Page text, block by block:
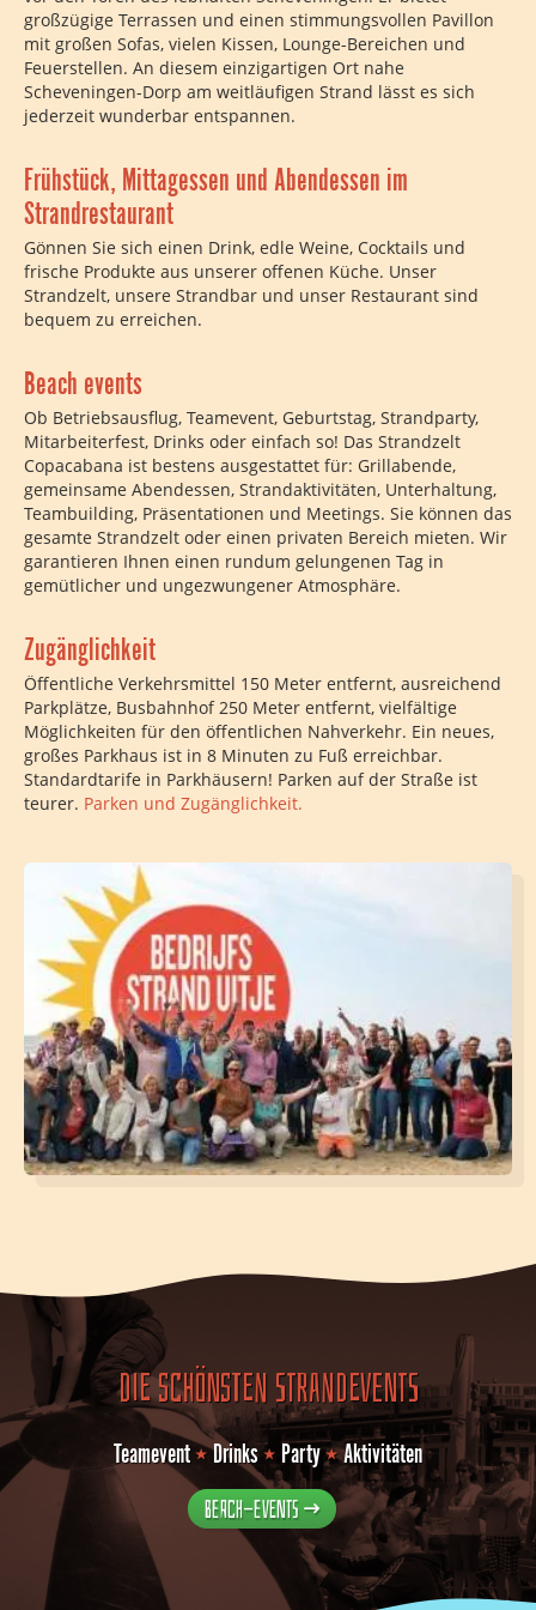
großzügige Terrassen und einen stimmungsvollen Pavillon
mit großen Sofas, vielen Kissen, Lounge-Bereichen und
Feuerstellen. An diesem einzigartigen Ort nahe
Scheveningen-Dorp am weitläufigen Strand lässt es sich
jederzeit wunderbar entspannen.
Frühstück, Mittagessen und Abendessen im
Strandrestaurant
Gönnen Sie sich einen Drink, edle Weine, Cocktails und
frische Produkte aus unserer offenen Küche. Unser
Strandzelt, unsere Strandbar und unser Restaurant sind
bequem zu erreichen.
Beach events
Ob Betriebsausflug, Teamevent, Geburtstag, Strandparty,
Mitarbeiterfest, Drinks oder einfach so! Das Strandzelt
Copacabana ist bestens ausgestattet für: Grillabende,
gemeinsame Abendessen, Strandaktivitäten, Unterhaltung,
Teambuilding, Präsentationen und Meetings. Sie können das
gesamte Strandzelt oder einen privaten Bereich mieten. Wir
garantieren Ihnen einen rundum gelungenen Tag in
gemütlicher und ungezwungener Atmosphäre.
Zugänglichkeit
Öffentliche Verkehrsmittel 150 Meter entfernt, ausreichend
Parkplätze, Busbahnhof 250 Meter entfernt, vielfältige
Möglichkeiten für den öffentlichen Nahverkehr. Ein neues,
großes Parkhaus ist in 8 Minuten zu Fuß erreichbar.
Standardtarife in Parkhäusern! Parken auf der Straße ist
teurer. Parken und Zugänglichkeit.
Die schönsten Strandevents
Teamevent⭑Drinks⭑Party⭑Aktivitäten
Beach-Events